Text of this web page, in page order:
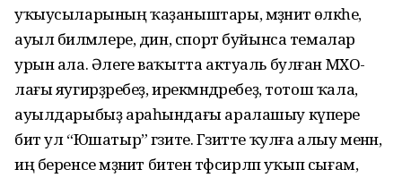
уҡыусыларының ҡаҙаныштары, мәҙәниәт өлкәһе,
ауыл биләмәлере, дин, спорт буйынса темалар
урын ала. Әлеге ваҡытта актуаль булған МХО-
лағы яугирҙәребеҙ, ирекмәндәребеҙ, тотош ҡала,
ауылдарыбыҙ араһындағы аралашыу күпере
бит ул “Юшатыр” гәзите. Гәзитте ҡулға алыу менән,
иң беренсе мәҙәниәт битен тәфсирләп уҡып сығам,